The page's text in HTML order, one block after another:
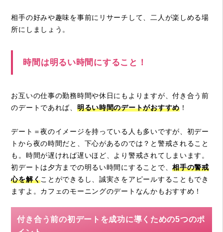
相手の好みや趣味を事前にリサーチして、二人が楽しめる場
所にしましょう。
時間は明るい時間にすること！
お互いの仕事の勤務時間や休日にもよりますが、付き合う前
のデートであれば、 明るい時間のデートがおすすめ！
デート＝夜のイメージを持っている人も多いですが、初デー
トから夜の時間だと、下心があるのでは？と警戒されること
も。時間が遅ければ遅いほど、より警戒されてしまいます。
初デートは夕方までの明るい時間にすることで、相手の警戒
心を解くことができるし、誠実さをアピールすることもでき
ますよ。カフェのモーニングのデートなんかもおすすめ！
付き合う前の初デートを成功に導くための5つのポ